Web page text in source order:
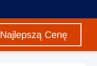
Najlepszą Cenę